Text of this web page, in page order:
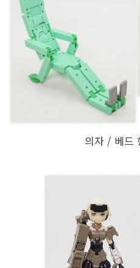
의자 / 베드